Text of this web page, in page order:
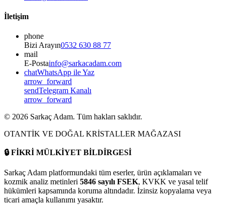
İletişim
phone
Bizi Arayın0532 630 88 77
mail
E-Postainfo@sarkacadam.com
chatWhatsApp ile Yaz
arrow_forward
sendTelegram Kanalı
arrow_forward
© 2026 Sarkaç Adam. Tüm hakları saklıdır.
OTANTİK VE DOĞAL KRİSTALLER MAĞAZASI
🔒FİKRİ MÜLKİYET BİLDİRGESİ
Sarkaç Adam platformundaki tüm eserler, ürün açıklamaları ve
kozmik analiz metinleri 5846 sayılı FSEK, KVKK ve yasal telif
hükümleri kapsamında koruma altındadır. İzinsiz kopyalama veya
ticari amaçla kullanımı yasaktır.